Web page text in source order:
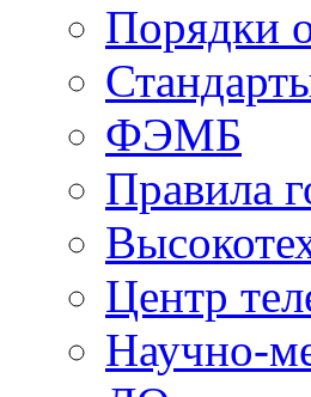
Порядки
ФЭМБ
Правила
Центр
Научно-